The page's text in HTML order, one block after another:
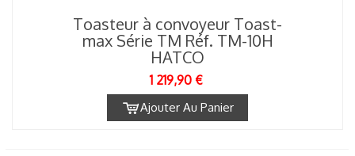
Toasteur à convoyeur Toast-
max Série TM Réf. TM-10H
HATCO
1 219,90 €
Ajouter Au Panier